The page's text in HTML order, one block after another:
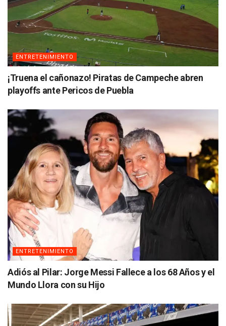
ENTRETENIMIENTO
¡Truena el cañonazo! Piratas de Campeche abren
playoffs ante Pericos de Puebla
ENTRETENIMIENTO
Adiós al Pilar: Jorge Messi Fallece a los 68 Años y el
Mundo Llora con su Hijo